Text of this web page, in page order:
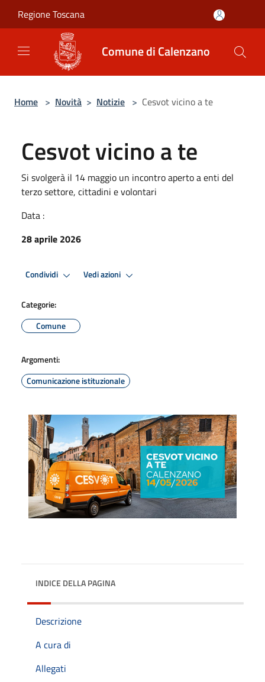
Regione Toscana
Comune di Calenzano
Home > Novità > Notizie > Cesvot vicino a te
Cesvot vicino a te
Si svolgerà il 14 maggio un incontro aperto a enti del
terzo settore, cittadini e volontari
Data :
28 aprile 2026
Condividi Vedi azioni
Categorie:
Comune
Argomenti:
Comunicazione istituzionale
INDICE DELLA PAGINA
Descrizione
A cura di
Allegati